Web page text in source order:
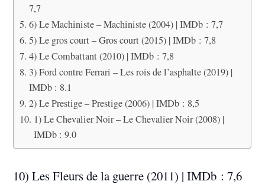
7,7
6) Le Machiniste – Machiniste (2004) | IMDb : 7,7
5) Le gros court – Gros court (2015) | IMDb : 7,8
4) Le Combattant (2010) | IMDb : 7,8
3) Ford contre Ferrari – Les rois de l’asphalte (2019) |
IMDb : 8.1
2) Le Prestige – Prestige (2006) | IMDb : 8,5
1) Le Chevalier Noir – Le Chevalier Noir (2008) |
IMDb : 9.0
10) Les Fleurs de la guerre (2011) | IMDb : 7,6